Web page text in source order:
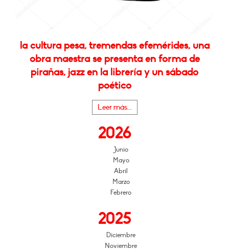
la cultura pesa, tremendas efemérides, una
obra maestra se presenta en forma de
pirañas, jazz en la librería y un sábado
poético
Leer más...
2026
Junio
Mayo
Abril
Marzo
Febrero
2025
Diciembre
Noviembre